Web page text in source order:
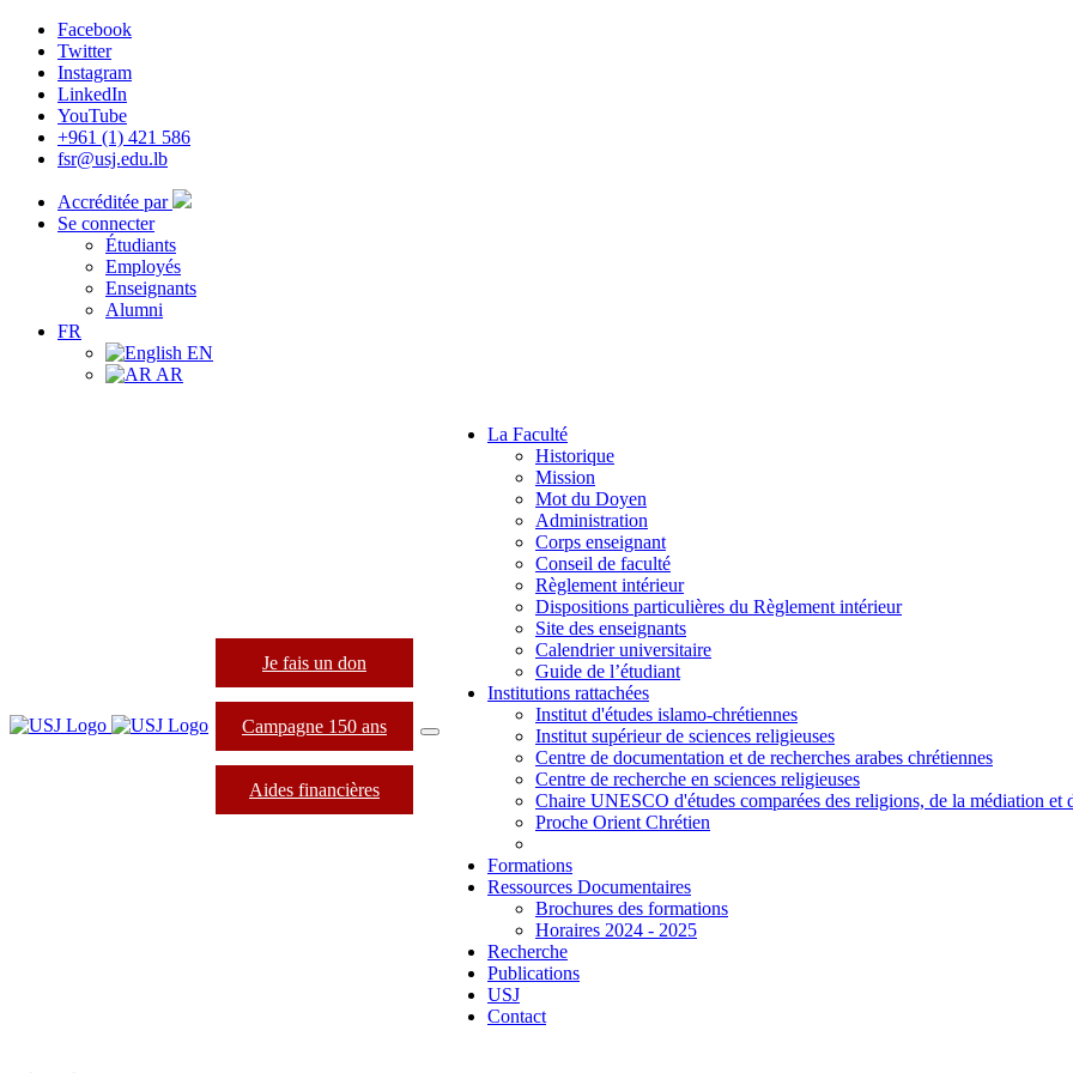
Facebook
Twitter
Instagram
LinkedIn
YouTube
+961 (1) 421 586
fsr@usj.edu.lb
Accréditée par
Se connecter
Étudiants
Employés
Enseignants
Alumni
FR
EN
AR
Je fais un don
Campagne 150 ans
Aides financières
La Faculté
Historique
Mission
Mot du Doyen
Administration
Corps enseignant
Conseil de faculté
Règlement intérieur
Dispositions particulières du Règlement intérieur
Site des enseignants
Calendrier universitaire
Guide de l’étudiant
Institutions rattachées
Institut d'études islamo-chrétiennes
Institut supérieur de sciences religieuses
Centre de documentation et de recherches arabes chrétiennes
Centre de recherche en sciences religieuses
Chaire UNESCO d'études comparées des religions, de la médiation et
Proche Orient Chrétien
Formations
Ressources Documentaires
Brochures des formations
Horaires 2024 - 2025
Recherche
Publications
USJ
Contact